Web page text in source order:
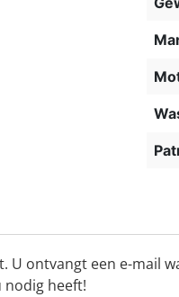
ontvangt een e-mail
nodig heeft!